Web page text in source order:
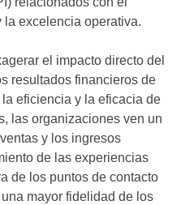
excelencia operativa.
el impacto directo del
resultados financieros de
eficiencia y la eficacia de
las organizaciones ven un
y los ingresos
de las experiencias
de los puntos de contacto
mayor fidelidad de los